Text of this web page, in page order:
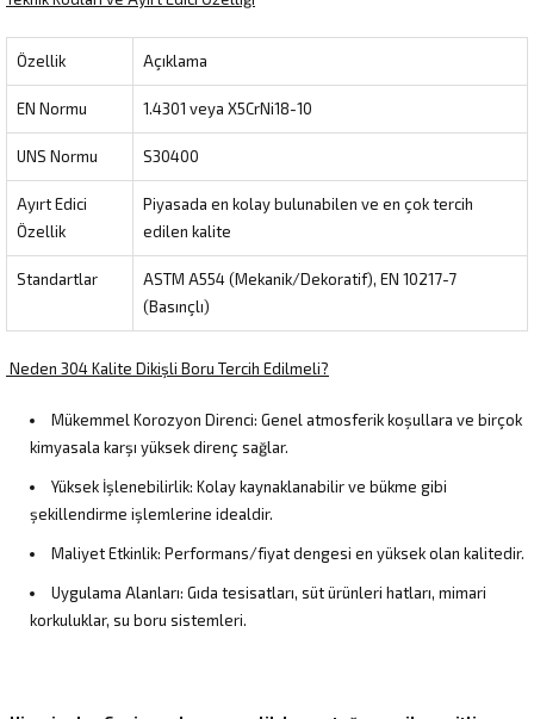
Özellik Açıklama
EN Normu 1.4301 veya X5CrNi18-10
UNS Normu S30400
Ayırt Edici
Özellik
Piyasada en kolay bulunabilen ve en çok tercih
edilen kalite
Standartlar
ASTM A554 (Mekanik/Dekoratif), EN 10217-7
(Basınçlı)
Neden 304 Kalite Dikişli Boru Tercih Edilmeli?
Mükemmel Korozyon Direnci: Genel atmosferik koşullara ve birçok
kimyasala karşı yüksek direnç sağlar.
Yüksek İşlenebilirlik: Kolay kaynaklanabilir ve bükme gibi
şekillendirme işlemlerine idealdir.
Maliyet Etkinlik: Performans/fiyat dengesi en yüksek olan kalitedir.
Uygulama Alanları: Gıda tesisatları, süt ürünleri hatları, mimari
korkuluklar, su boru sistemleri.